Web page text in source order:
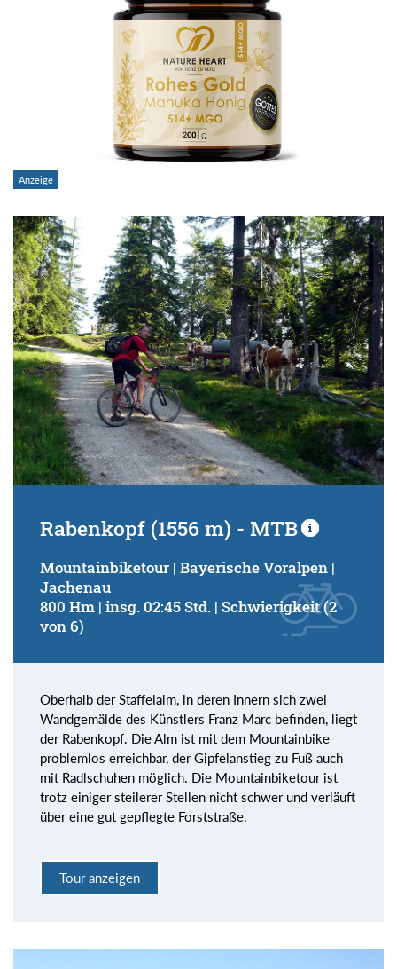
Rabenkopf (1556 m) - MTB
Mountainbiketour | Bayerische Voralpen |
Jachenau
800 Hm | insg. 02:45 Std. | Schwierigkeit (2
von 6)
Oberhalb der Staffelalm, in deren Innern sich zwei
Wandgemälde des Künstlers Franz Marc befinden, liegt
der Rabenkopf. Die Alm ist mit dem Mountainbike
problemlos erreichbar, der Gipfelanstieg zu Fuß auch
mit Radlschuhen möglich. Die Mountainbiketour ist
trotz einiger steilerer Stellen nicht schwer und verläuft
über eine gut gepflegte Forststraße.
Tour anzeigen